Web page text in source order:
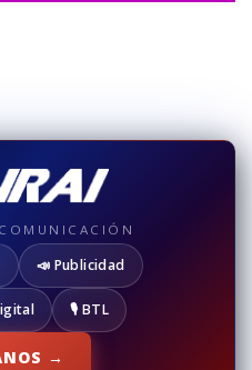
📣 Publicidad
🎙️ BTL
→